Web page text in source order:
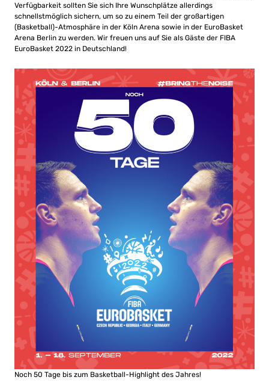
Verfügbarkeit sollten Sie sich Ihre Wunschplätze allerdings
schnellstmöglich sichern, um so zu einem Teil der großartigen
(Basketball)-Atmosphäre in der Köln Arena sowie in der EuroBasket
Arena Berlin zu werden. Wir freuen uns auf Sie als Gäste der FIBA
EuroBasket 2022 in Deutschland!
Noch 50 Tage bis zum Basketball-Highlight des Jahres!